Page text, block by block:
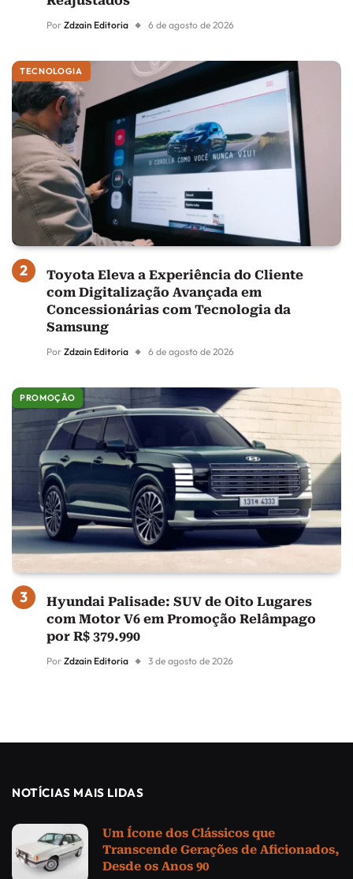
Por Zdzain Editoria 6 de agosto de 2026
TECNOLOGIA
Toyota Eleva a Experiência do Cliente
com Digitalização Avançada em
Concessionárias com Tecnologia da
Samsung
Por Zdzain Editoria 6 de agosto de 2026
PROMOÇÃO
Hyundai Palisade: SUV de Oito Lugares
com Motor V6 em Promoção Relâmpago
por R$ 379.990
Por Zdzain Editoria 3 de agosto de 2026
NOTÍCIAS MAIS LIDAS
Um Ícone dos Clássicos que
Transcende Gerações de Aficionados,
Desde os Anos 90